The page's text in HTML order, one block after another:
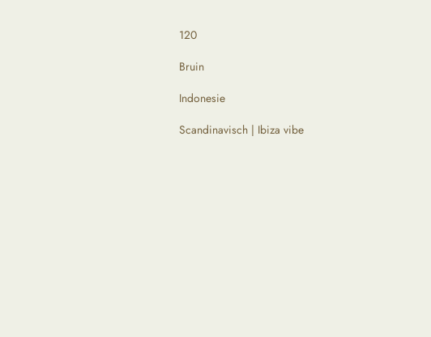
120
Bruin
Indonesie
Scandinavisch | Ibiza vibe